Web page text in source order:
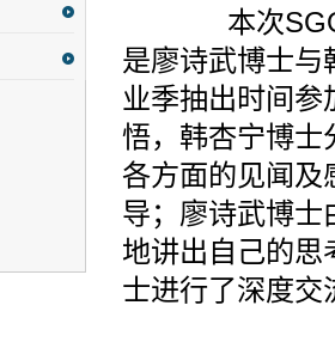
本次
是廖诗武博士与
业季抽出时间
悟，韩杏宁博士
各方面的见闻及
导；廖诗武博士
地讲出自己的思
士进行了深度交